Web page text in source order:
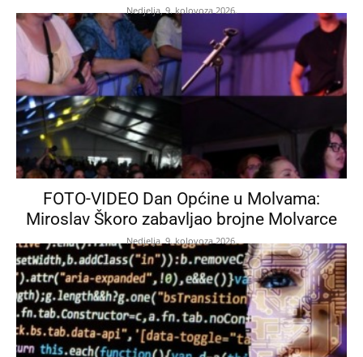
Nedjelja, 9. kolovoza 2026.
FOTO-VIDEO Dan Općine u Molvama:
Miroslav Škoro zabavljao brojne Molvarce
Nedjelja, 9. kolovoza 2026.